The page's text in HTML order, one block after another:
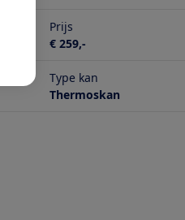
Prijs
€ 259,-
Type kan
Thermoskan